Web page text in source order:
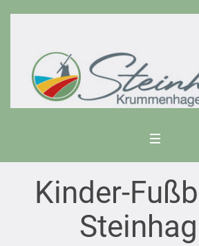
Kinder-